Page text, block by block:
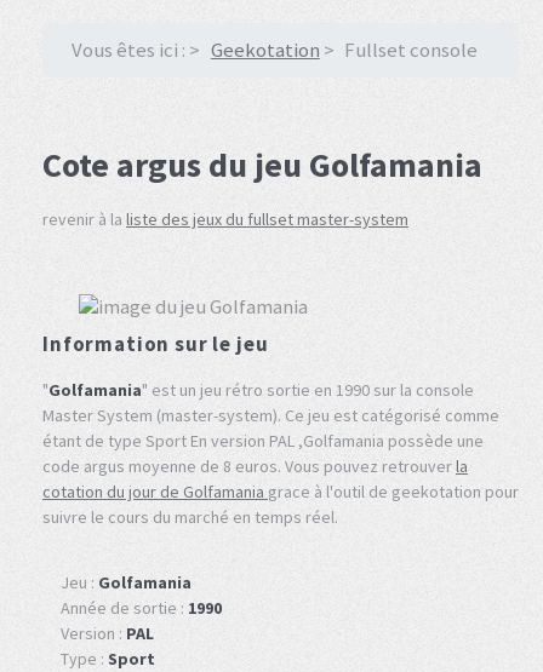
Vous êtes ici : Geekotation Fullset console
Cote argus du jeu Golfamania
revenir à la liste des jeux du fullset master-system
Information sur le jeu
"Golfamania" est un jeu rétro sortie en 1990 sur la console
Master System (master-system). Ce jeu est catégorisé comme
étant de type Sport En version PAL ,Golfamania possède une
code argus moyenne de 8 euros. Vous pouvez retrouverla
cotation du jour de Golfamania grace à l'outil de geekotation pour
suivre le cours du marché en temps réel.
Jeu : Golfamania
Année de sortie : 1990
Version : PAL
Type : Sport